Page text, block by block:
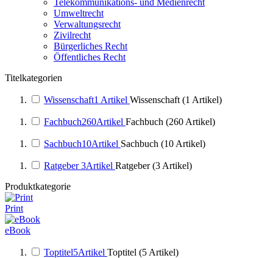
Telekommunikations- und Medienrecht
Umweltrecht
Verwaltungsrecht
Zivilrecht
Bürgerliches Recht
Öffentliches Recht
Titelkategorien
Wissenschaft1 Artikel Wissenschaft (1 Artikel)
Fachbuch260Artikel Fachbuch (260 Artikel)
Sachbuch10Artikel Sachbuch (10 Artikel)
Ratgeber3Artikel Ratgeber (3 Artikel)
Produktkategorie
Print
eBook
Toptitel5Artikel Toptitel (5 Artikel)